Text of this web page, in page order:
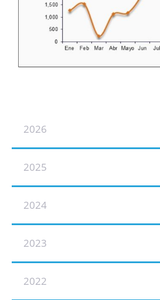
2026
2025
2024
2023
2022